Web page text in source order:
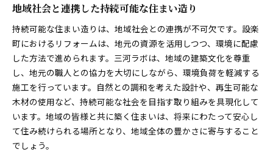
地域社会と連携した持続可能な住まい造り
持続可能な住まい造りは、地域社会との連携が不可欠です。設楽
町におけるリフォームは、地元の資源を活用しつつ、環境に配慮
した方法で進められます。三河ラボは、地域の建築文化を尊重
し、地元の職人との協力を大切にしながら、環境負荷を軽減する
施工を行っています。自然との調和を考えた設計や、再生可能な
木材の使用など、持続可能な社会を目指す取り組みを具現化して
います。地域の皆様と共に築く住まいは、将来にわたって安心し
て住み続けられる場所となり、地域全体の豊かさに寄与すること
でしょう。